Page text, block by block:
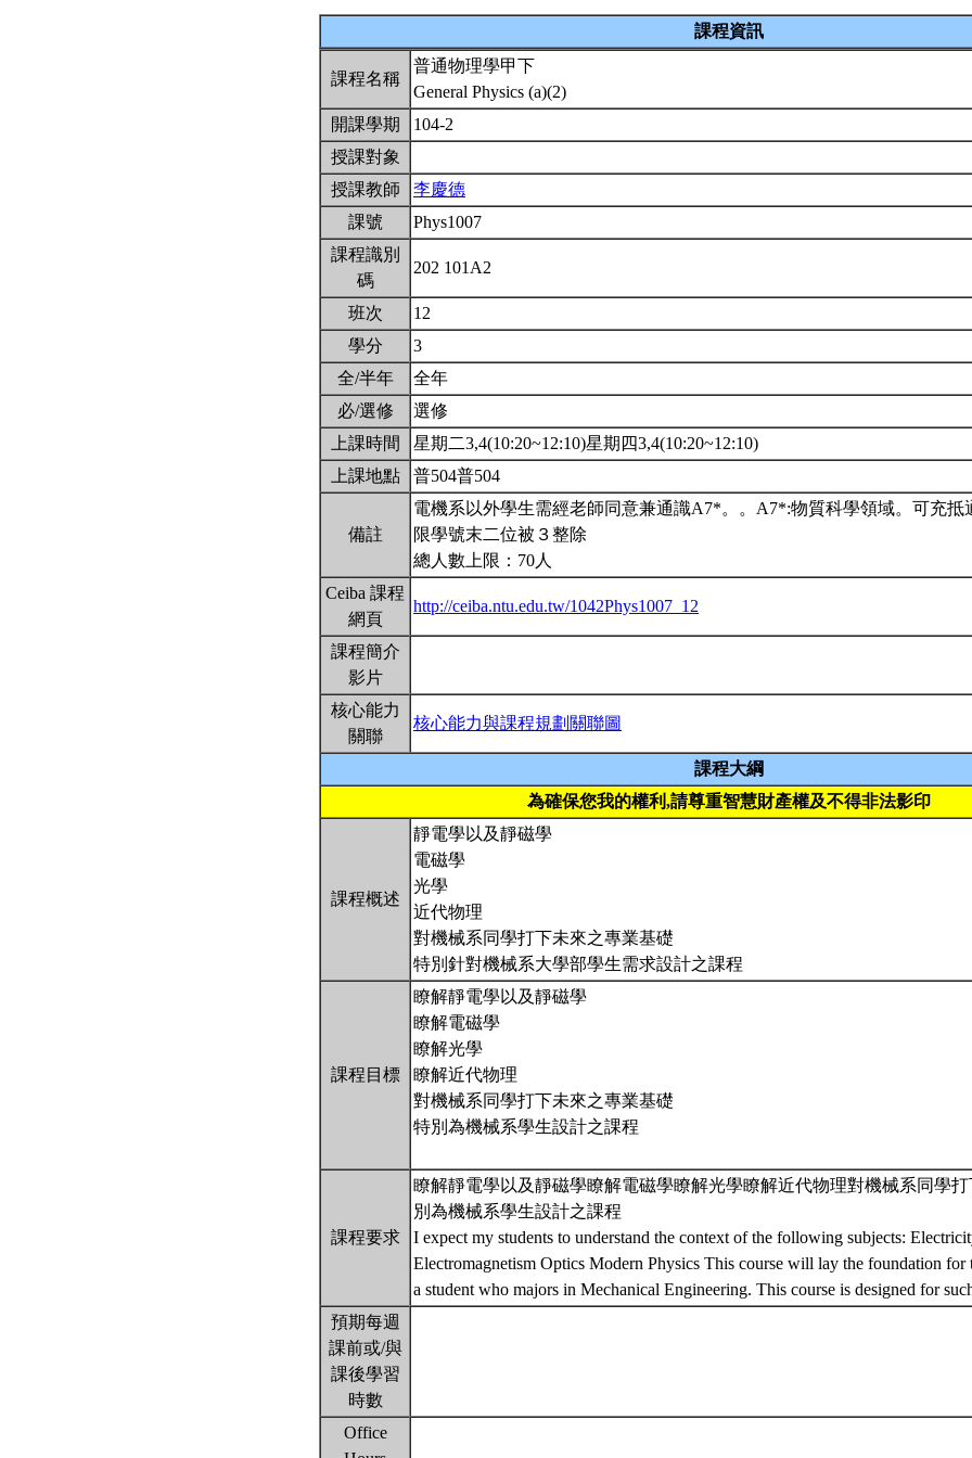
課程資訊
課程名稱
普通物理學甲下
General Physics (a)(2)
開課學期
104-2
授課對象
授課教師
李慶德
課號
Phys1007
課程識別
碼
202 101A2
班次
12
學分
3
全/半年
全年
必/選修
選修
上課時間
星期二3,4(10:20~12:10)星期四3,4(10:20~12:10)
上課地點
普504普504
備註
電機系以外學生需經老師同意兼通識A7*。。A7*:物質科學領域。可充抵
限學號末二位被３整除
總人數上限：70人
Ceiba 課程
網頁
http://ceiba.ntu.edu.tw/1042Phys1007_12
課程簡介
影片
核心能力
關聯
核心能力與課程規劃關聯圖
課程大綱
為確保您我的權利,請尊重智慧財產權及不得非法影印
課程概述
靜電學以及靜磁學
電磁學
光學
近代物理
對機械系同學打下未來之專業基礎
特別針對機械系大學部學生需求設計之課程
課程目標
瞭解靜電學以及靜磁學
瞭解電磁學
瞭解光學
瞭解近代物理
對機械系同學打下未來之專業基礎
特別為機械系學生設計之課程
課程要求
瞭解靜電學以及靜磁學瞭解電磁學瞭解光學瞭解近代物理對機械系同學
別為機械系學生設計之課程
I expect my students to understand the context of the following subjects:
Electromagnetism Optics Modern Physics This course will lay the foundation for
a student who majors in Mechanical Engineering. This course is designed for
預期每週
課前或/與
課後學習
時數
Office